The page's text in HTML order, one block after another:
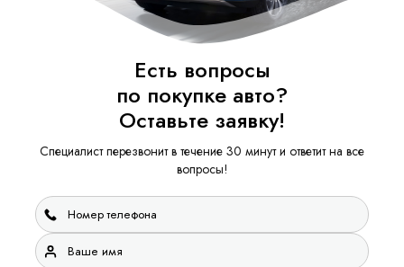
Есть вопросы
по покупке авто?
Оставьте заявку!
Специалист перезвонит в течение 30 минут и ответит на все
вопросы!